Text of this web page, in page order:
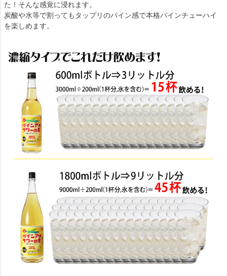
た！そんな感覚に浸れます。
炭酸や水等で割ってもタップリのパイン感で本格パインチューハイ
を楽しめます。